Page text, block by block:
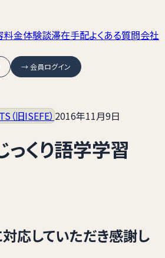
料金体験談滞在手配よくある質問会社
→ 会員ログイン
（旧ISEFE）2016年11月9日
っくり語学学習
応していただき感謝し